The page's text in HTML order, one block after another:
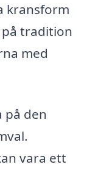
kransform
tradition
med
på den
vara ett